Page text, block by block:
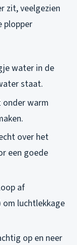
zit, veelgezien
plopper
water in de
staat.
onder warm
over het
een goede
af
luchtlekkage
op en neer